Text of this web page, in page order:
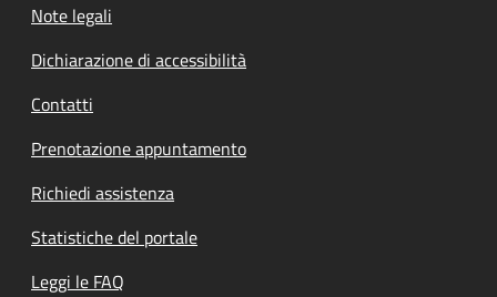
Note legali
Dichiarazione di accessibilità
Contatti
Prenotazione appuntamento
Richiedi assistenza
Statistiche del portale
Leggi le FAQ